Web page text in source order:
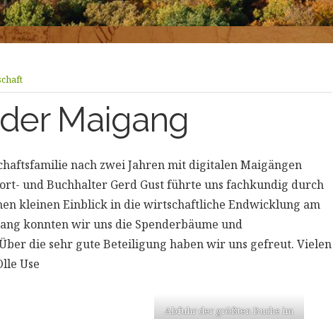
Maigang
nach zwei Jahren mit digitalen Maigängen
und Buchhalter Gerd Gust führte uns fachkundig durch
kleinen Einblick in die wirtschaftliche Endwicklung am
konnten wir uns die Spenderbäume und
die sehr gute Beteiligung haben wir uns gefreut. Vielen
Use
Abfuhr der größten Buche im